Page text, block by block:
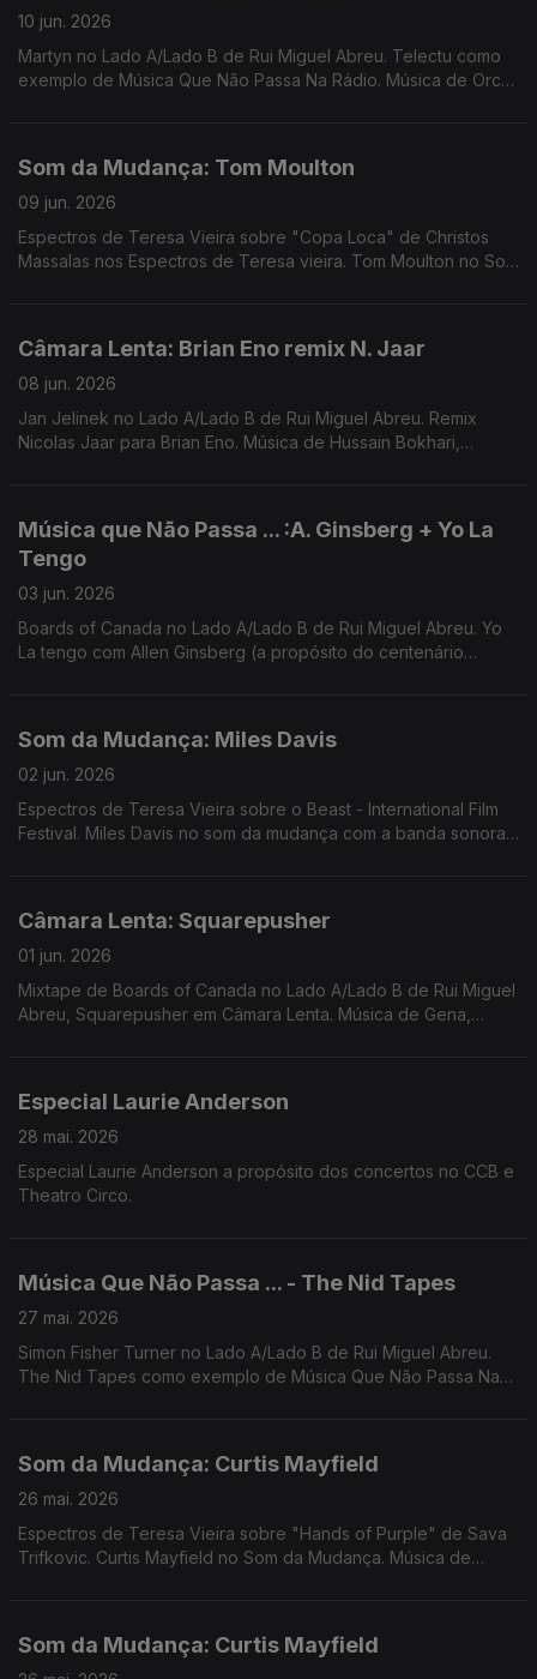
10 jun. 2026
Martyn no Lado A/Lado B de Rui Miguel Abreu. Telectu como
exemplo de Música Que Não Passa Na Rádio. Música de Orca,
Som da Mudança: Tom Moulton
09 jun. 2026
Espectros de Teresa Vieira sobre "Copa Loca" de Christos
Massalas nos Espectros de Teresa vieira. Tom Moulton no Som
Câmara Lenta: Brian Eno remix N. Jaar
08 jun. 2026
Jan Jelinek no Lado A/Lado B de Rui Miguel Abreu. Remix
Nicolas Jaar para Brian Eno. Música de Hussain Bokhari,
Música que Não Passa ... :A. Ginsberg + Yo La
Tengo
03 jun. 2026
Boards of Canada no Lado A/Lado B de Rui Miguel Abreu. Yo
La tengo com Allen Ginsberg (a propósito do centenário
Som da Mudança: Miles Davis
02 jun. 2026
Espectros de Teresa Vieira sobre o Beast - International Film
Festival. Miles Davis no som da mudança com a banda sonora
Câmara Lenta: Squarepusher
01 jun. 2026
Mixtape de Boards of Canada no Lado A/Lado B de Rui Miguel
Abreu, Squarepusher em Câmara Lenta. Música de Gena,
Especial Laurie Anderson
28 mai. 2026
Especial Laurie Anderson a propósito dos concertos no CCB e
Theatro Circo.
Música Que Não Passa ... - The Nid Tapes
27 mai. 2026
Simon Fisher Turner no Lado A/Lado B de Rui Miguel Abreu.
The Nid Tapes como exemplo de Música Que Não Passa Na
Som da Mudança: Curtis Mayfield
26 mai. 2026
Espectros de Teresa Vieira sobre "Hands of Purple" de Sava
Trifkovic. Curtis Mayfield no Som da Mudança. Música de
Som da Mudança: Curtis Mayfield